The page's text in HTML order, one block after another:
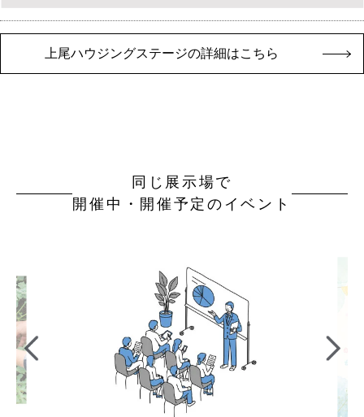
上尾ハウジングステージの詳細はこちら
同じ展示場で
開催中・開催予定のイベント